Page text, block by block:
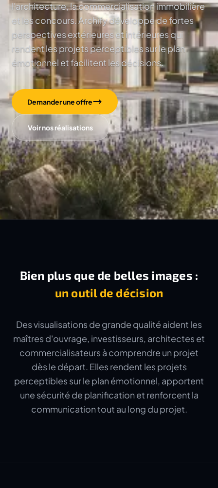
l'architecture, la commercialisation immobilière
et les concours. Archify développe de fortes
perspectives extérieures et intérieures qui
rendent les projets perceptibles sur le plan
émotionnel et facilitent les décisions.
Demander une offre
Voir nos réalisations
Bien plus que de belles images :
un outil de décision
Des visualisations de grande qualité aident les
maîtres d'ouvrage, investisseurs, architectes et
commercialisateurs à comprendre un projet
dès le départ. Elles rendent les projets
perceptibles sur le plan émotionnel, apportent
une sécurité de planification et renforcent la
communication tout au long du projet.